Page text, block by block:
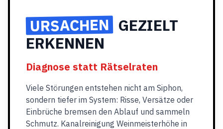
URSACHEN GEZIELT
ERKENNEN
Diagnose statt Rätselraten
Viele Störungen entstehen nicht am Siphon,
sondern tiefer im System: Risse, Versätze oder
Einbrüche bremsen den Ablauf und sammeln
Schmutz. Kanalreinigung Weinmeisterhöhe in